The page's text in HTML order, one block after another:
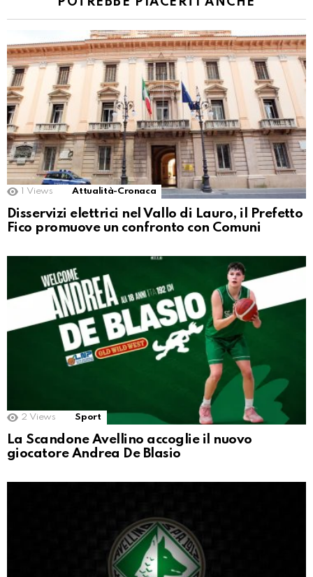
1 Views Attualità-Cronaca
Disservizi elettrici nel Vallo di Lauro, il Prefetto
Fico promuove un confronto con Comuni
2 Views Sport
La Scandone Avellino accoglie il nuovo
giocatore Andrea De Blasio